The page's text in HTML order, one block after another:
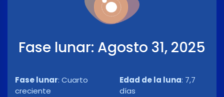
Fase lunar: Agosto 31, 2025
Fase lunar: Cuarto
creciente
Edad de la luna: 7,7
días